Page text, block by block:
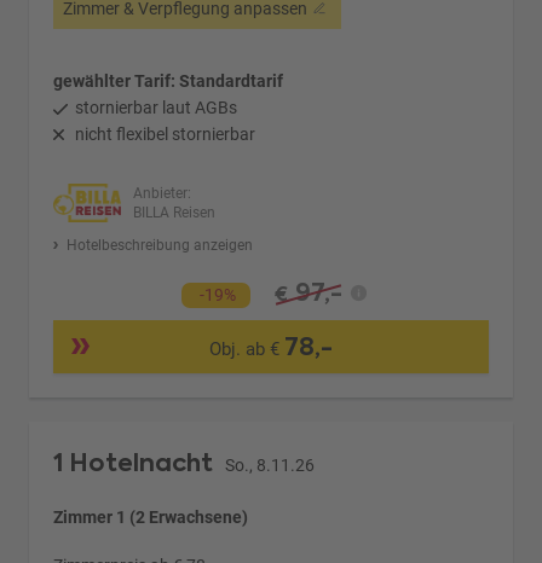
Zimmer & Verpflegung anpassen
gewählter Tarif: Standardtarif
stornierbar laut AGBs
nicht flexibel stornierbar
Anbieter:
BILLA Reisen
Hotelbeschreibung anzeigen
-19% € 97,-
Obj. ab € 78,-
1 Hotelnacht So., 8.11.26
Zimmer 1 (2 Erwachsene)